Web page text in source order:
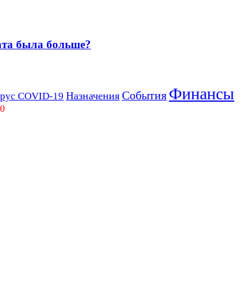
была больше?
COVID-19 Назначения События Финансы